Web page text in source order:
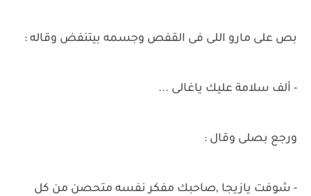
بص على مارو اللى فى القفص وجسمه بيتنفض وقاله :
- ألف سلامة عليك ياغالى ...
ورجع بصلى وقال :
- شوفت يازيجا ,صاحبك مفكر نفسه متحصن من كل